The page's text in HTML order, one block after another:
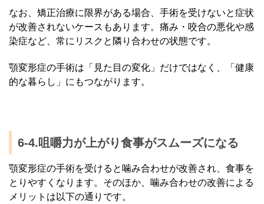
なお、矯正治療に限界がある場合、手術を受けないと症状
が改善されないケースもあります。痛み・咬合の悪化や感
染症など、常にリスクと隣り合わせの状態です。
顎変形症の手術は「見た目の変化」だけではなく、「健康
的な暮らし」にもつながります。
6-4.咀嚼力が上がり食事がスムーズになる
顎変形症の手術を受けると噛み合わせが改善され、食事を
とりやすくなります。そのほか、噛み合わせの改善による
メリットは以下の通りです。